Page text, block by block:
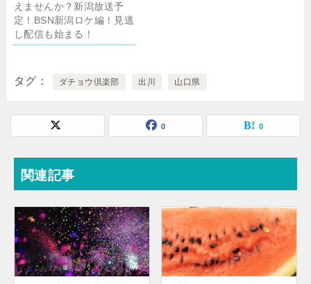
えませんか？新潟放送予
定！BSN新潟ロケ編！見逃
し配信も始まる！
タグ ダチョウ倶楽部 出川 山口県
0 0
関連記事